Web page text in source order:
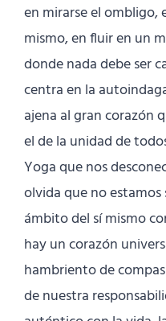
en mirarse el ombligo,
mismo, en fluir en un
donde nada debe ser
centra en la
ajena al gran corazón
el de la unidad de
Yoga que nos
olvida que no
ámbito del sí mismo
hay un corazón
hambriento de
de nuestra